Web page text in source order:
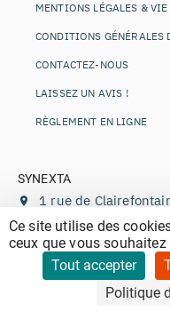
Ce site utilise des
ceux que vous souhaitez
Tout accepter
Politique
MENTIONS LÉGALES &
CONDITIONS GÉNÉRALES
CONTACTEZ-NOUS
LAISSEZ UN AVIS !
RÈGLEMENT EN LIGNE
SYNEXTA
1 rue de
78120 Rambouillet,
+33 (0)1 85 77 11 44
contact@synexta.fr
TVA : FR84807672076